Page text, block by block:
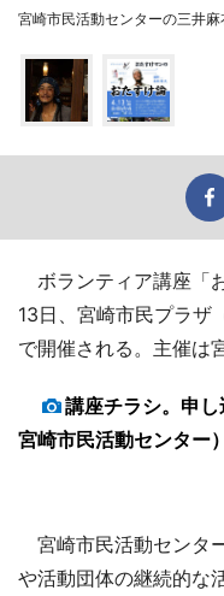
宮崎市民活動センターの三井麻
ボランティア講座「
13日、宮崎市民プラザ
で開催される。主催は
講座チラシ。申
宮崎市民活動センター）
宮崎市民活動センタ
や活動団体の継続的な